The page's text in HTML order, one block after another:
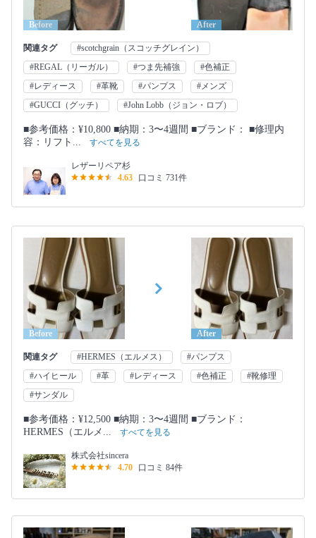
Before After
関連タグ
#scotchgrain（スコッチグレイン）
#REGAL（リーガル）
#つま先補強
#色補正
#レディース
#革靴 #パンプス
#メンズ
#GUCCI（グッチ）
#John Lobb（ジョン・ロブ）
■参考価格：¥10,800 ■納期：3〜4週間 ■ブランド： ■修理内
容：リフト...
すべてを見る
レザーリペア杉
4.63
口コミ 731件
Before After
関連タグ #HERMES（エルメス）
#パンプス
#ハイヒール
#革 #レディース #色補正
#靴修理
#サンダル
■参考価格：¥12,500 ■納期：3〜4週間 ■ブランド：
HERMES（エルメ...
すべてを見る
株式会社sincera
4.70
口コミ 84件